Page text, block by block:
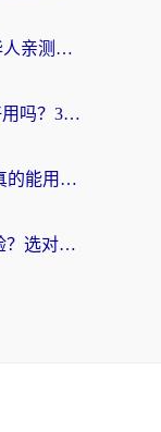
Quickback和旋风好用吗？海外华人亲测：选对回国加速器才能无缝看央视5
海外党必看：雷神手游和Kuyo好用吗？3款回国加速器实测+避坑指南
海外党必看：免费回国VPN PC真的能用？附国内高速VPN选择全攻略
海外党必看：vpn加速器免费体验？选对回国加速器才能无缝刷国内剧玩国服